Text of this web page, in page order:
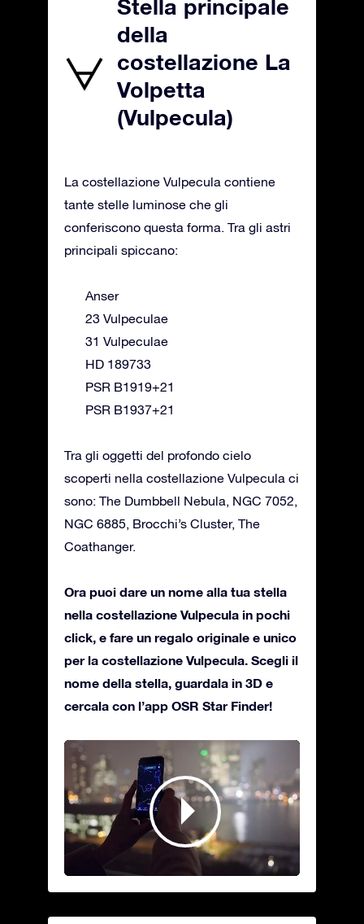
Stella principale
della
costellazione La
Volpetta
(Vulpecula)
La costellazione Vulpecula contiene
tante stelle luminose che gli
conferiscono questa forma. Tra gli astri
principali spiccano:
Anser
23 Vulpeculae
31 Vulpeculae
HD 189733
PSR B1919+21
PSR B1937+21
Tra gli oggetti del profondo cielo
scoperti nella costellazione Vulpecula ci
sono: The Dumbbell Nebula, NGC 7052,
NGC 6885, Brocchi’s Cluster, The
Coathanger.
Ora puoi dare un nome alla tua stella
nella costellazione Vulpecula in pochi
click, e fare un regalo originale e unico
per la costellazione Vulpecula. Scegli il
nome della stella, guardala in 3D e
cercala con l’app OSR Star Finder!